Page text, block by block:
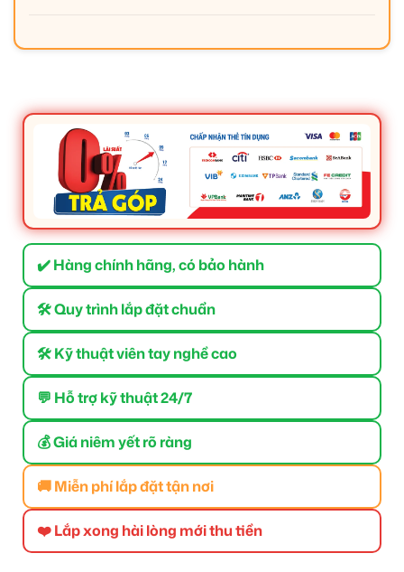
✔️ Hàng chính hãng, có bảo hành
🛠 Quy trình lắp đặt chuẩn
🛠 Kỹ thuật viên tay nghề cao
💬 Hỗ trợ kỹ thuật 24/7
💰 Giá niêm yết rõ ràng
🚚 Miễn phí lắp đặt tận nơi
❤️ Lắp xong hài lòng mới thu tiền